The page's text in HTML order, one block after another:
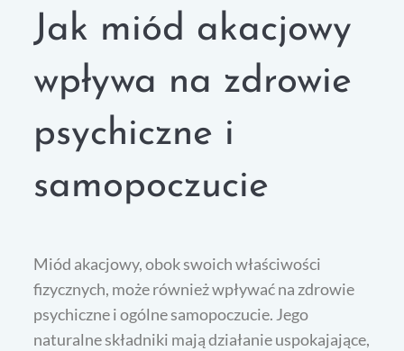
Jak miód akacjowy
wpływa na zdrowie
psychiczne i
samopoczucie
Miód akacjowy, obok swoich właściwości
fizycznych, może również wpływać na zdrowie
psychiczne i ogólne samopoczucie. Jego
naturalne składniki mają działanie uspokajające,